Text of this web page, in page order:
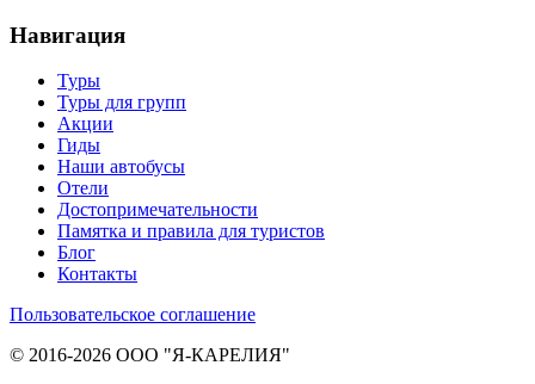
Навигация
Туры
Туры для групп
Акции
Гиды
Наши автобусы
Отели
Достопримечательности
Памятка и правила для туристов
Блог
Контакты
Пользовательское соглашение
© 2016-2026 ООО "Я-КАРЕЛИЯ"